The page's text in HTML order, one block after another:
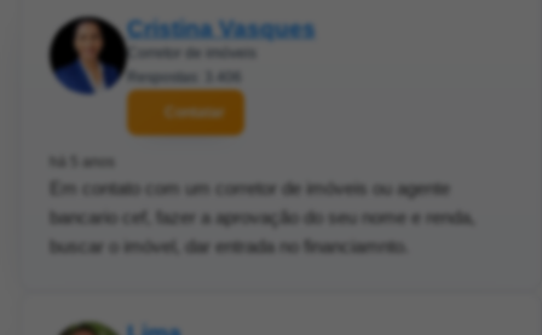
Cristina Vasques
Corretor de imóveis
Respostas: 3.406
Contatar
há 5 anos
Em contato com um corretor de imóveis ou agente
bancario cef, fazer a aprovação do seu nome e renda,
buscar o imóvel, dar entrada no financiamnto.